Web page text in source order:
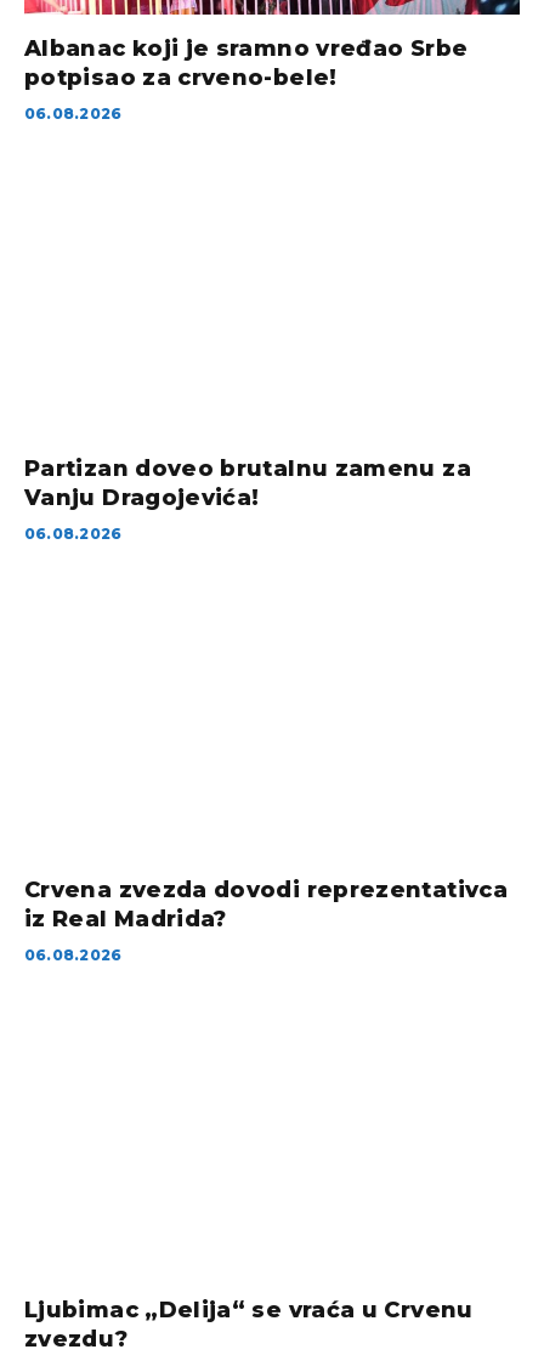
Albanac koji je sramno vređao Srbe
potpisao za crveno-bele!
06.08.2026
Partizan doveo brutalnu zamenu za
Vanju Dragojevića!
06.08.2026
Crvena zvezda dovodi reprezentativca
iz Real Madrida?
06.08.2026
Ljubimac „Delija“ se vraća u Crvenu
zvezdu?